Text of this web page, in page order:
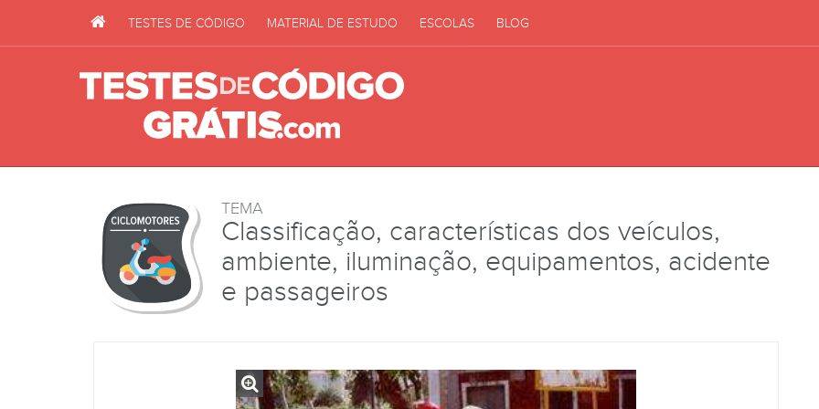
TESTES DE CÓDIGO MATERIAL DE ESTUDO ESCOLAS BLOG
TEMA
Classificação, características dos veículos,
ambiente, iluminação, equipamentos, acidente
e passageiros